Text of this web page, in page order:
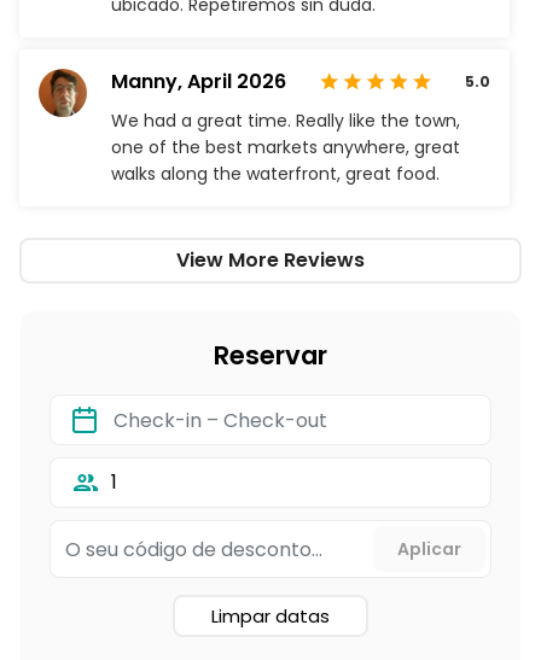
ubicado. Repetiremos sin duda.
Manny,April 2026 5.0
We had a great time. Really like the town,
one of the best markets anywhere, great
walks along the waterfront, great food.
View More Reviews
Reservar
1
Limpar datas